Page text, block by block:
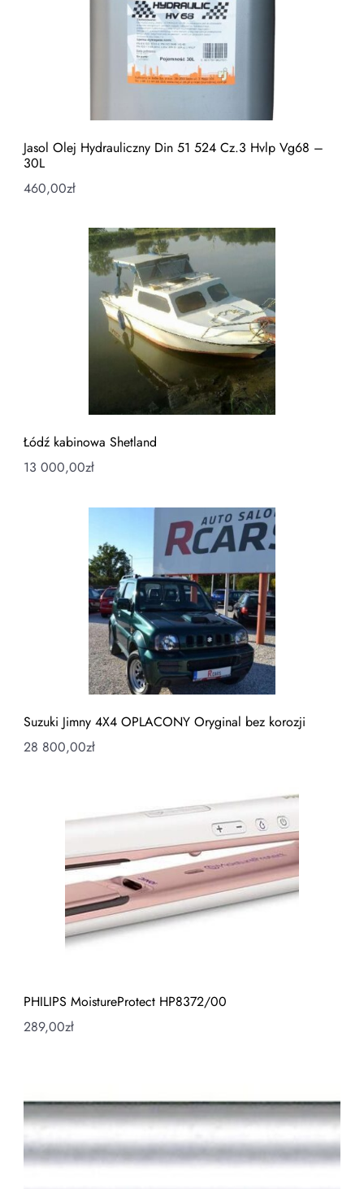
Jasol Olej Hydrauliczny Din 51 524 Cz.3 Hvlp Vg68 –
30L
460,00zł
Łódź kabinowa Shetland
13 000,00zł
Suzuki Jimny 4X4 OPLACONY Oryginal bez korozji
28 800,00zł
PHILIPS MoistureProtect HP8372/00
289,00zł